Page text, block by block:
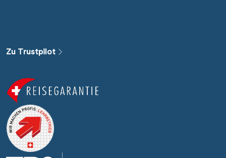
Weitere Filteroptionen
Alle Gewässer
Zu Trustpilot